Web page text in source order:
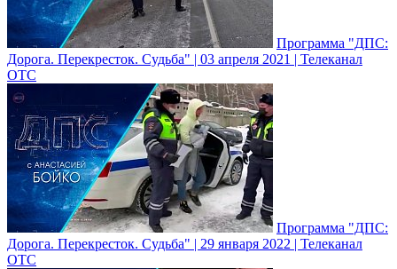
Программа "ДПС:
Дорога. Перекресток. Судьба" | 03 апреля 2021 | Телеканал
ОТС
Программа "ДПС:
Дорога. Перекресток. Судьба" | 29 января 2022 | Телеканал
ОТС